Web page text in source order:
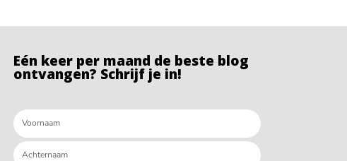
Eén keer per maand de beste blog
ontvangen? Schrijf je in!